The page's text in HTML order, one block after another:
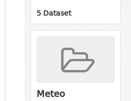
5 Dataset
Meteo